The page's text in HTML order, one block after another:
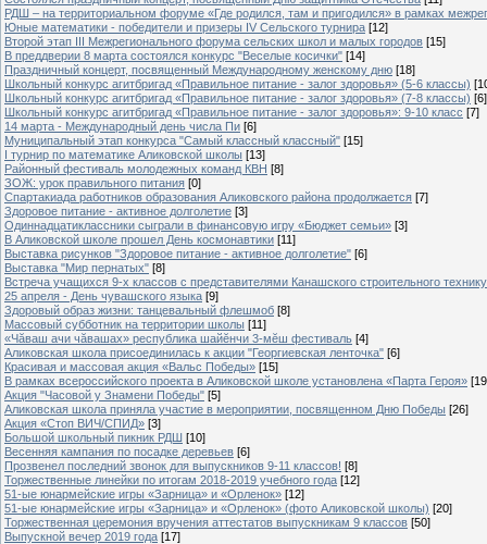
РДШ – на территориальном форуме «Где родился, там и пригодился» в рамках
Юные математики - победители и призеры IV Сельского турнира [12]
Второй этап III Межрегионального форума сельских школ и малых городов [15]
В преддверии 8 марта состоялся конкурс "Веселые косички" [14]
Праздничный концерт, посвященный Международному женскому дню [18]
Школьный конкурс агитбригад «Правильное питание - залог здоровья» (5-6 классы)
Школьный конкурс агитбригад «Правильное питание - залог здоровья» (7-8 классы) [6]
Школьный конкурс агитбригад «Правильное питание - залог здоровья»: 9-10 класс [7]
14 марта - Международный день числа Пи [6]
Муниципальный этап конкурса "Самый классный классный" [15]
I турнир по математике Аликовской школы [13]
Районный фестиваль молодежных команд КВН [8]
ЗОЖ: урок правильного питания [0]
Спартакиада работников образования Аликовского района продолжается [7]
Здоровое питание - активное долголетие [3]
Одиннадцатиклассники сыграли в финансовую игру «Бюджет семьи» [3]
В Аликовской школе прошел День космонавтики [11]
Выставка рисунков "Здоровое питание - активное долголетие" [6]
Выставка "Мир пернатых" [8]
Встреча учащихся 9-х классов с представителями Канашского строительного
25 апреля - День чувашского языка [9]
Здоровый образ жизни: танцевальный флешмоб [8]
Массовый субботник на территории школы [11]
«Чăваш ачи чăвашах» республика шайĕнчи 3-мĕш фестиваль [4]
Аликовская школа присоединилась к акции "Георгиевская ленточка" [6]
Красивая и массовая акция «Вальс Победы» [15]
В рамках всероссийского проекта в Аликовской школе установлена «Парта Героя»
Акция "Часовой у Знамени Победы" [5]
Аликовская школа приняла участие в мероприятии, посвященном Дню Победы [26]
Акция «Стоп ВИЧ/СПИД» [3]
Большой школьный пикник РДШ [10]
Весенняя кампания по посадке деревьев [6]
Прозвенел последний звонок для выпускников 9-11 классов! [8]
Торжественные линейки по итогам 2018-2019 учебного года [12]
51-ые юнармейские игры «Зарница» и «Орленок» [12]
51-ые юнармейские игры «Зарница» и «Орленок» (фото Аликовской школы) [20]
Торжественная церемония вручения аттестатов выпускникам 9 классов [50]
Выпускной вечер 2019 года [17]